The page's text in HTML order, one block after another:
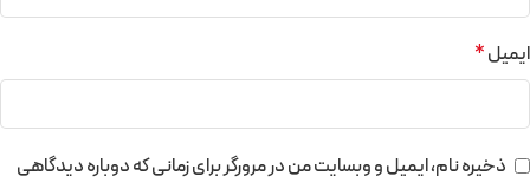
ایمیل*
ذخیره نام، ایمیل و وبسایت من در مرورگر برای زمانی که دوباره دیدگاهی